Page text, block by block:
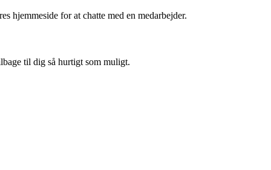
hjemmeside for at chatte med en medarbejder.
til dig så hurtigt som muligt.